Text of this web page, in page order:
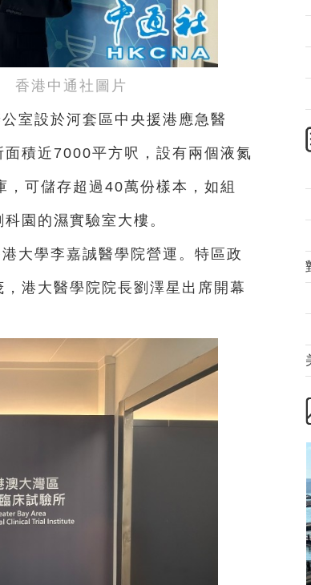
香港中通社圖片
室設於河套區中央援港應急醫
積近7000平方呎，設有兩個液氮
可儲存超過40萬份樣本，如組
園的濕實驗室大樓。
大學李嘉誠醫學院營運。特區政
港大醫學院院長劉澤星出席開幕